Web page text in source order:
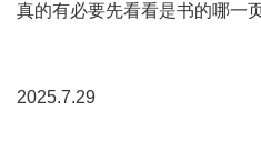
真的有必要先看看是书的哪一
2025.7.29